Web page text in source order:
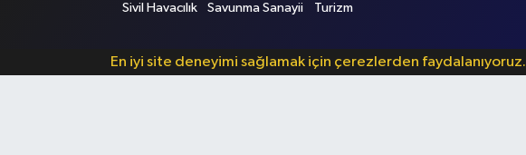
Sivil Havacılık Savunma Sanayii Turizm
En iyi site deneyimi sağlamak için çerezlerden faydalanıyoruz.